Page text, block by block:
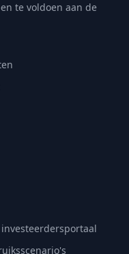
te voldoen aan de